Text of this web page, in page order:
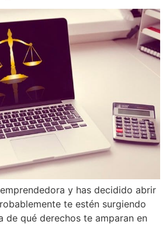
y has decidido abrir
te estén surgiendo
de qué derechos te amparan en